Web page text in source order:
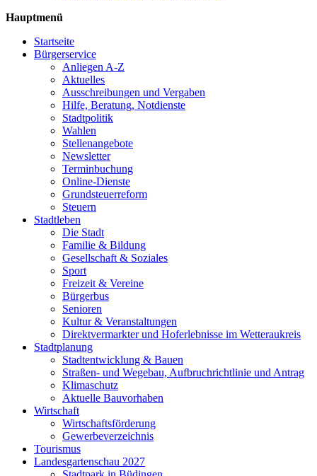
Hauptmenü
Startseite
Bürgerservice
Anliegen A-Z
Aktuelles
Ausschreibungen und Vergaben
Hilfe, Beratung, Notdienste
Stadtpolitik
Wahlen
Stellenangebote
Newsletter
Terminbuchung
Online-Dienste
Grundsteuerreform
Steuern
Stadtleben
Die Stadt
Familie & Bildung
Gesellschaft & Soziales
Sport
Freizeit & Vereine
Bürgerbus
Senioren
Kultur & Veranstaltungen
Direktvermarkter und Hoferlebnisse im Wetteraukreis
Stadtplanung
Stadtentwicklung & Bauen
Straßen- und Wegebau, Aufbruchrichtlinie und Antrag
Klimaschutz
Aktuelle Bauvorhaben
Wirtschaft
Wirtschaftsförderung
Gewerbeverzeichnis
Tourismus
Landesgartenschau 2027